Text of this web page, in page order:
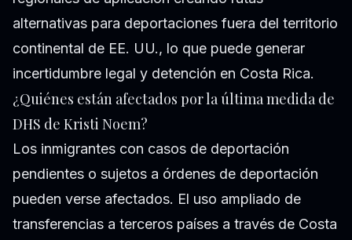
alternativas para deportaciones fuera del territorio
continental de EE. UU., lo que puede generar
incertidumbre legal y detención en Costa Rica.
¿Quiénes están afectados por la última medida de
DHS de Kristi Noem?
Los inmigrantes con casos de deportación
pendientes o sujetos a órdenes de deportación
pueden verse afectados. El uso ampliado de
transferencias a terceros países a través de Costa